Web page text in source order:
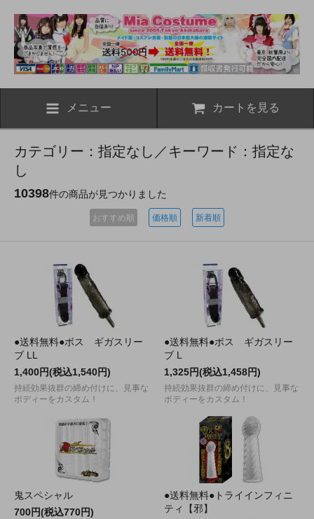
メニュー カートを見る
カテゴリー：指定なし／キーワード：指定な
し
10398件の商品が見つかりました
おすすめ順 価格順 新着順
●送料無料●ボス ギガスリー
ブ LL
1,400円(税込1,540円)
持続効果抜群の締め付けに、見事な
ボディーをカスタム！
●送料無料●ボス ギガスリー
ブ L
1,325円(税込1,458円)
持続効果抜群の締め付けに、見事な
ボディーをカスタム！
鬼スペシャル
700円(税込770円)
●送料無料●トライインフィニ
ティ【邪】